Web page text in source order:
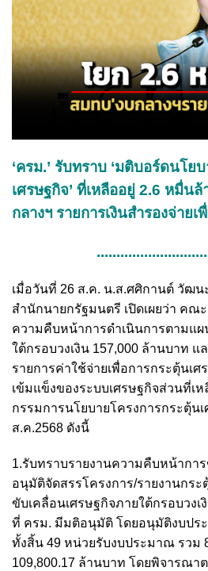
‘ครม.’ รับทราบ ‘มติบอร์ดนโย
เศรษฐกิจ’ ที่เหลืออยู่ 2.6 หมื่น
กลางฯ รายการเงินสำรองจ่าย
เมื่อวันที่ 26 ส.ค. น.ส.ศศิกานต์ วัฒ
สำนักนายกรัฐมนตรี เปิดเผยว่า คณ
ความคืบหน้าการดำเนินการตามแผ
ใต้กรอบวงเงิน 157,000 ล้านบาท แ
รายการค่าใช้จ่ายเพื่อการกระตุ้นเศ
เข้มแข็งของระบบเศรษฐกิจส่วนที่
กรรมการนโยบายโครงการกระตุ้น
ส.ค.2568 ดังนี้
1.รับทราบรายงานความคืบหน้ากา
อนุมัติจัดสรรโครงการ/รายงานกร
ขับเคลื่อนเศรษฐกิจภายใต้กรอบวงเ
ที่ ครม. มีมติอนุมัติ โดยอนุมัติงบปร
ทั้งสิ้น 49 หน่วยรับงบประมาณ รวม
109,800.17 ล้านบาท โดยพิจารณา